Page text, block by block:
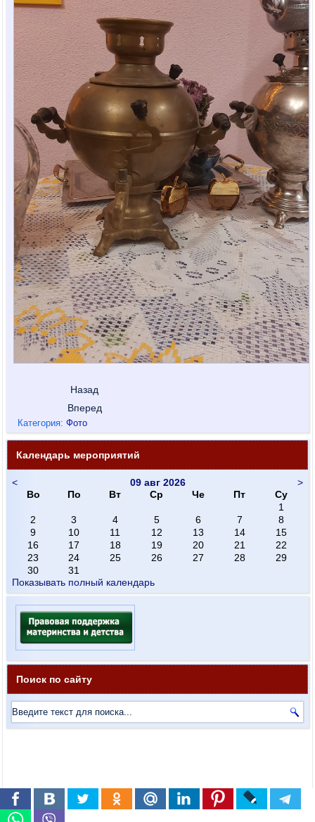
Назад
Вперед
Категория:Фото
Календарь мероприятий
< >
09 авг 2026
Во
По Вт Ср Че Пт
Су
1
2
3 4 5 6 7
8
9
10 11 12 13 14
15
16
17 18 19 20 21
22
23
24 25 26 27 28
29
30
31
Показывать полный календарь
Поиск по сайту